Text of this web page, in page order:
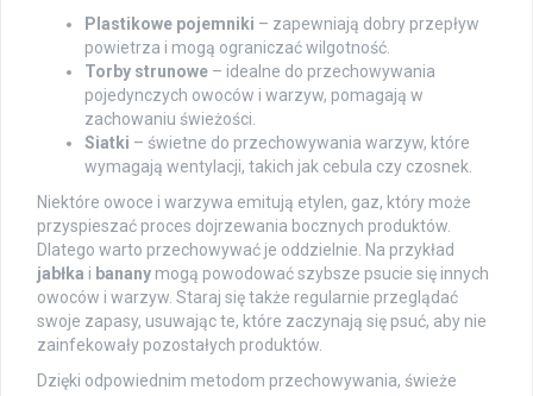
Plastikowe pojemniki – zapewniają dobry przepływ
powietrza i mogą ograniczać wilgotność.
Torby strunowe – idealne do przechowywania
pojedynczych owoców i warzyw, pomagają w
zachowaniu świeżości.
Siatki – świetne do przechowywania warzyw, które
wymagają wentylacji, takich jak cebula czy czosnek.
Niektóre owoce i warzywa emitują etylen, gaz, który może
przyspieszać proces dojrzewania bocznych produktów.
Dlatego warto przechowywać je oddzielnie. Na przykład
jabłka i banany mogą powodować szybsze psucie się innych
owoców i warzyw. Staraj się także regularnie przeglądać
swoje zapasy, usuwając te, które zaczynają się psuć, aby nie
zainfekowały pozostałych produktów.
Dzięki odpowiednim metodom przechowywania, świeże